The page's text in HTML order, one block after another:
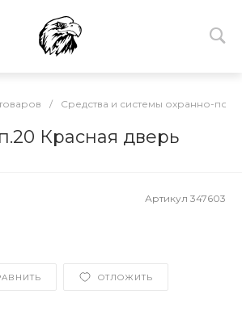
/ Средства и системы охранно-
Красная дверь
Артикул 347603
ОТЛОЖИТЬ